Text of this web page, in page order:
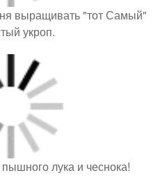
выращивать "тот Самый"
укроп.
лука и чеснока!